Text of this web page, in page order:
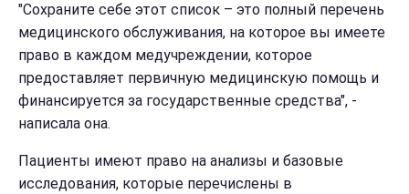
"Сохраните себе этот список – это полный перечень
медицинского обслуживания, на которое вы имеете
право в каждом медучреждении, которое
предоставляет первичную медицинскую помощь и
финансируется за государственные средства", -
написала она.
Пациенты имеют право на анализы и базовые
исследования, которые перечислены в